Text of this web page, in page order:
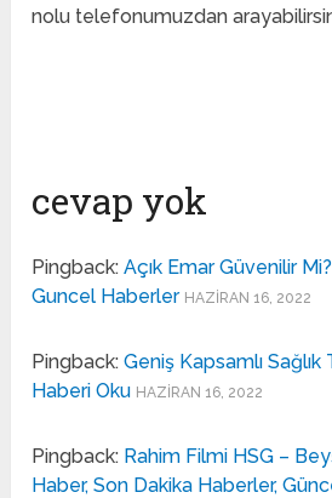
nolu telefonumuzdan
cevap yok
Pingback:Açık Emar Güvenilir
Guncel Haberler HAZIRAN 16, 2022
Pingback:Geniş Kapsamlı Sağlık
Haberi Oku HAZIRAN 16, 2022
Pingback: Rahim Filmi HSG –
Haber, Son Dakika Haberler,